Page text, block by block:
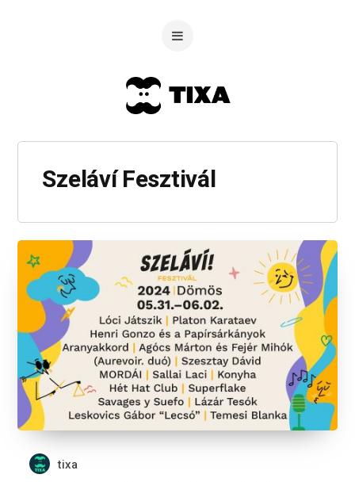
Szeláví Fesztivál
tixa